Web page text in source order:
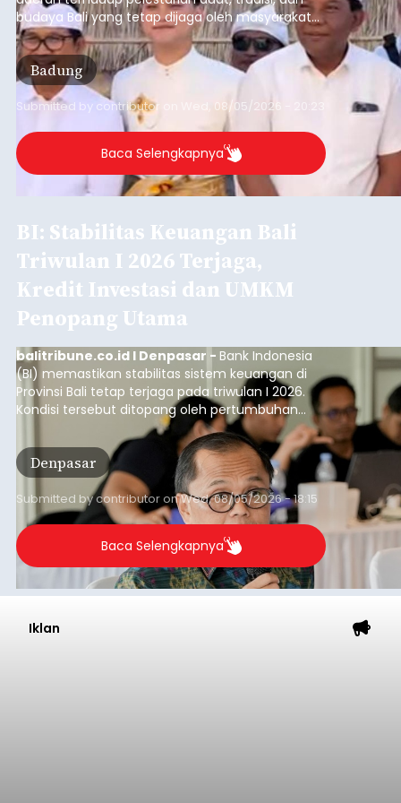
budaya Bali yang tetap dijaga oleh masyarakat
desa adat.
Badung
Submitted by contributor Wed, 08/05/2026 - 20:23
Baca Selengkapnya
BI: Stabilitas Keuangan Bali
Triwulan I 2026 Terjaga,
Kredit Investasi dan UMKM
Penopang Utama
balitribune.co.id I Denpasar - Bank Indonesia
(BI) memastikan stabilitas sistem keuangan di
Provinsi Bali tetap terjaga pada triwulan I 2026.
Kondisi tersebut ditopang oleh pertumbuhan
penyaluran kredit yang masih positif, terutama
pada sektor-sektor utama penggerak ekonomi
daerah, dengan risiko kredit yang tetap
terkendali.
Denpasar
Submitted bycontributoronWed, 08/05/2026 - 18:15
Baca Selengkapnya
Iklan